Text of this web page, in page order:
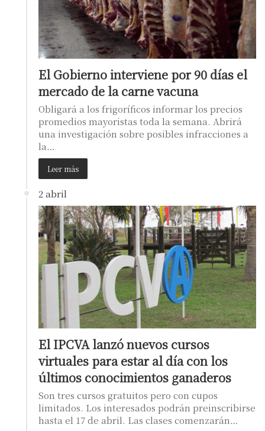
El Gobierno interviene por 90 días el
mercado de la carne vacuna
Obligará a los frigoríficos informar los precios
promedios mayoristas toda la semana. Abrirá
una investigación sobre posibles infracciones a
la…
Leer más
2 abril
El IPCVA lanzó nuevos cursos
virtuales para estar al día con los
últimos conocimientos ganaderos
Son tres cursos gratuitos pero con cupos
limitados. Los interesados podrán preinscribirse
hasta el 17 de abril. Las clases comenzarán…